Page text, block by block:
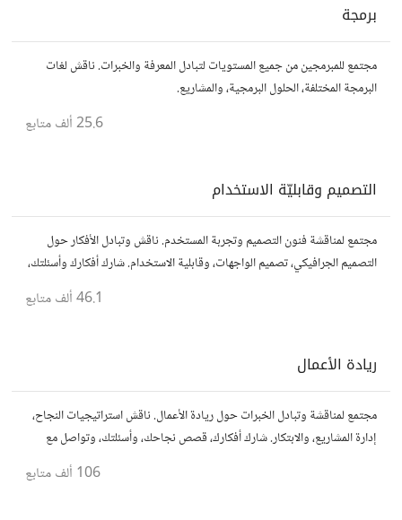
برمجة
مجتمع للمبرمجين من جميع المستويات لتبادل المعرفة والخبرات. ناقش لغات
البرمجة المختلفة، الحلول البرمجية، والمشاريع.
25.6 ألف متابع
التصميم وقابليّة الاستخدام
مجتمع لمناقشة فنون التصميم وتجربة المستخدم. ناقش وتبادل الأفكار حول
التصميم الجرافيكي، تصميم الواجهات، وقابلية الاستخدام. شارك أفكارك وأسئلتك،
وتواصل مع مصممين ومتخصصين في تحسين تجربة المستخدم.
46.1 ألف متابع
ريادة الأعمال
مجتمع لمناقشة وتبادل الخبرات حول ريادة الأعمال. ناقش استراتيجيات النجاح،
إدارة المشاريع، والابتكار. شارك أفكارك، قصص نجاحك، وأسئلتك، وتواصل مع
106 ألف متابع